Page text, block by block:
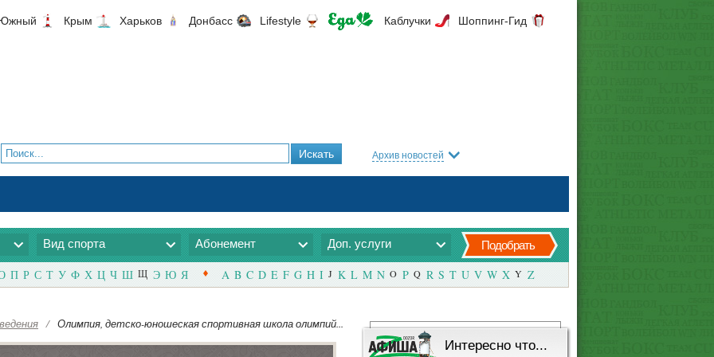
Крым Харьков Донбасс Lifestyle Каблучки Шоппинг-Гид
Архив новостей
Вид спорта Абонемент Доп. услуги Подобрать
П Р С Т У Ф Х Ц Ч Ш Щ Э Ю Я A B C D E F G H I J K L M N O P Q R S T U V W X Y Z
/ Олимпия, детско-юношеская спортивная школа олимпий...
Интересно что...